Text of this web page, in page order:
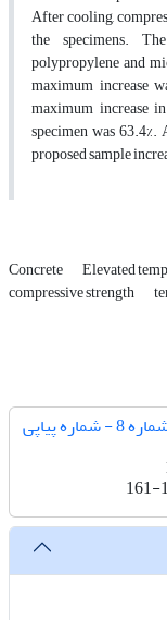
After cooling,
the specimens.
polypropylene and
maximum increase
maximum increase
specimen was
proposed sample
Concrete Elevated
compressive strength
دوره 10، شماره 8 - شماره پیاپی
161-